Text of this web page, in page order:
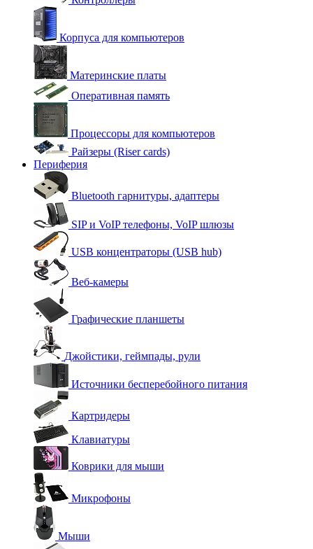
Корпуса для компьютеров
Материнские платы
Оперативная память
Процессоры для компьютеров
Райзеры (Riser cards)
Периферия
Bluetooth гарнитуры, адаптеры
SIP и VoIP телефоны, VoIP шлюзы
USB концентраторы (USB hub)
Веб-камеры
Графические планшеты
Джойстики, геймпады, рули
Источники бесперебойного питания
Картридеры
Клавиатуры
Коврики для мыши
Микрофоны
Мыши